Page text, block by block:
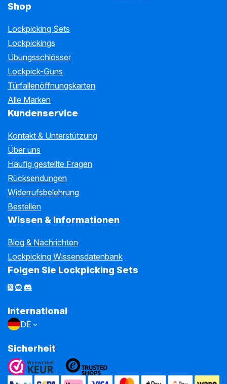
Shop
Lockpicking Sets
Lockpickings
Übungsschlösser
Lockpick-Guns
Türfallenöffnungskarten
Alle Marken
Kundenservice
Kontakt & Unterstützung
Über uns
Häufig gestellte Fragen
Rücksendungen
Widerrufsbelehrung
Bestellen
Wissen & Informationen
Blog & Nachrichten
Lockpicking Wissensdatenbank
Folgen Sie Lockpicking Sets
International
DE
Sicherheit